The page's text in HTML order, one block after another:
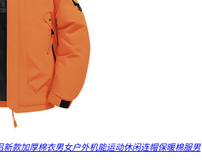
新款加厚棉衣男女户外机能运动休闲连帽保暖棉服男